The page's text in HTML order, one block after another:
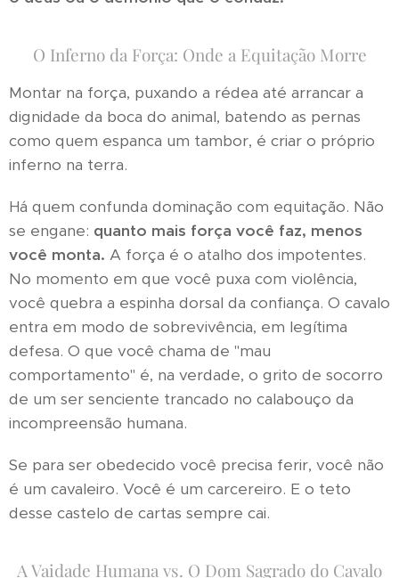
O Inferno da Força: Onde a Equitação Morre
Montar na força, puxando a rédea até arrancar a
dignidade da boca do animal, batendo as pernas
como quem espanca um tambor, é criar o próprio
inferno na terra.
Há quem confunda dominação com equitação. Não
se engane: quanto mais força você faz, menos
você monta. A força é o atalho dos impotentes.
No momento em que você puxa com violência,
você quebra a espinha dorsal da confiança. O cavalo
entra em modo de sobrevivência, em legítima
defesa. O que você chama de "mau
comportamento" é, na verdade, o grito de socorro
de um ser senciente trancado no calabouço da
incompreensão humana.
Se para ser obedecido você precisa ferir, você não
é um cavaleiro. Você é um carcereiro. E o teto
desse castelo de cartas sempre cai.
A Vaidade Humana vs. O Dom Sagrado do Cavalo